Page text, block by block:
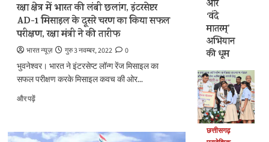
पढ़ें
रक्षा क्षेत्र में भारत की लंबी छलांग, इंटरसेप्टर
AD-1 मिसाइल के दूसरे चरण का किया सफल
परीक्षण, रक्षा मंत्री ने की तारीफ
भारत न्यूज़ गुरु 3 नवम्बर, 2022
0
भुवनेश्वर। भारत ने इंटरसेप्ट लॉन्ग रेंज मिसाइल का
सफल परीक्षण करके मिसाइल कवच की ओर...
और पढ़ेंरक्षा
भारत
और
‘वंदे
मातरम्’
अभियान
की धूम
छत्तीसगढ़